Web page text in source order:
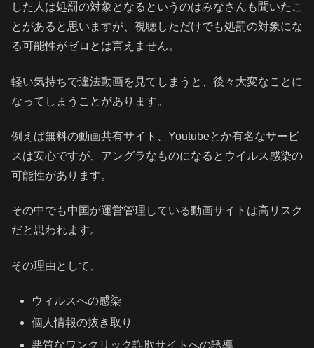
した人は処罰の対象となるというのはみなさんも聞いたこ
とがあると思いますが、視聴しただけでも処罰の対象にな
る可能性がゼロとは言えません。
軽い気持ちで違法動画を見てしまうと、後々大変なことに
なってしまうことがあります。
例えば無料の動画共有サイト、Youtubeとか有名なサービ
スは安心ですが、アングラなものになるとウイルス感染の
可能性があります。
その中でも中国が運営管理している動画サイトは高リスク
だと思われます。
その理由として、
ウィルスへの感染
個人情報の抜き取り
悪質なワンクリック詐欺サイトへの誘導